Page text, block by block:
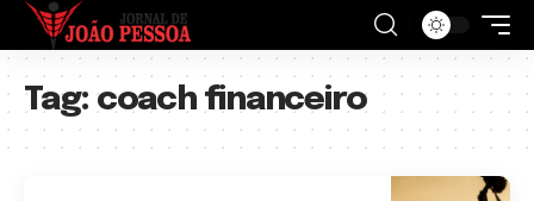
Tag: coach financeiro